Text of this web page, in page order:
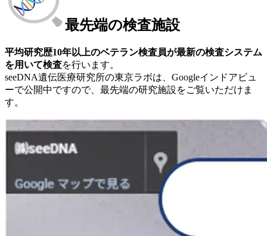
最先端の検査施設
平均研究歴10年以上のベテラン検査員が最新の検査システム
を用いて検査を行います。
seeDNA遺伝医療研究所の東京ラボは、Googleインドアビュ
ーで公開中ですので、最先端の研究施設をご覧いただけま
す。